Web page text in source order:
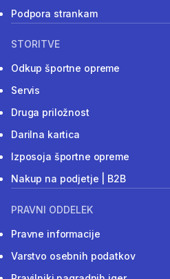
Podpora strankam
STORITVE
Odkup športne opreme
Servis
Druga priložnost
Darilna kartica
Izposoja športne opreme
Nakup na podjetje | B2B
PRAVNI ODDELEK
Pravne informacije
Varstvo osebnih podatkov